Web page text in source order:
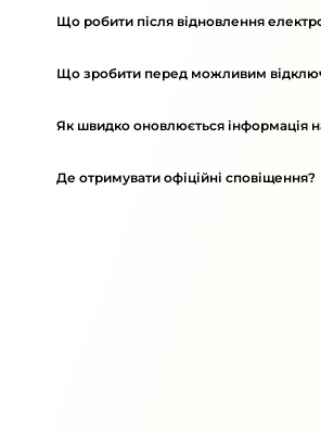
Що робити після відновлення
Що зробити перед можливим
Як швидко оновлюється інформація
Де отримувати офіційні сповіщення?